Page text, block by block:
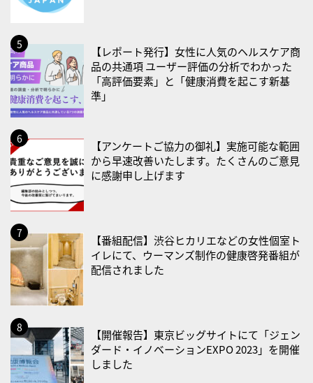
・乳酸菌の日
2026/08/25(火)
・いたわり肌の日
2026/08/26(水)
・風呂の日
2026/08/29(土)
・筋肉強化の日
2026/08/30(日)
・ＥＰＡの日
2026/08/31(月)
・菜の日
・血管内破砕術（IVL）の日
2026/09/01(火)
・がん征圧月間
・世界アルツハイマー月間
・健康増進普及月間
・歯ヂカラ探究月間
【レポート発行】女性に人気のヘルスケア商
品の共通項 ユーザー評価の分析でわかった
「高評価要素」と「健康消費を起こす新基
準」
【アンケートご協力の御礼】実施可能な範囲
から早速改善いたします。たくさんのご意見
に感謝申し上げます
【番組配信】渋谷ヒカリエなどの女性個室ト
イレにて、ウーマンズ制作の健康啓発番組が
配信されました
【開催報告】東京ビッグサイトにて「ジェン
ダード・イノベーションEXPO 2023」を開催
しました